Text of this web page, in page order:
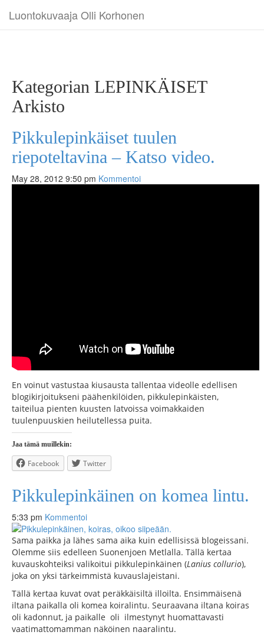
Luontokuvaaja Olli Korhonen
Kategorian LEPINKÄISET
Arkisto
Pikkulepinkäiset tuulen
riepoteltavina – Katso video.
May 28, 2012 9:50 pm Kommentoi
En voinut vastustaa kiusausta tallentaa videolle edellisen
blogikirjoitukseni päähenkilöiden, pikkulepinkäisten,
taiteilua pienten kuusten latvoissa voimakkaiden
tuulenpuuskien heilutellessa puita.
Jaa tämä muillekin:
Facebook Twitter
Pikkulepinkäinen on komea lintu.
5:33 pm Kommentoi
Sama paikka ja lähes sama aika kuin edellisissä blogeissani.
Olemme siis edelleen Suonenjoen Metlalla. Tällä kertaa
kuvauskohteiksi valikoitui pikkulepinkäinen (Lanius collurio),
joka on yksi tärkeimmistä kuvauslajeistani.
Tällä kertaa kuvat ovat peräkkäisiltä illoilta. Ensimmäisenä
iltana paikalla oli komea koiralintu. Seuraavana iltana koiras
oli kadonnut, ja paikalle oli ilmestynyt huomattavasti
vaatimattomamman näköinen naaralintu.